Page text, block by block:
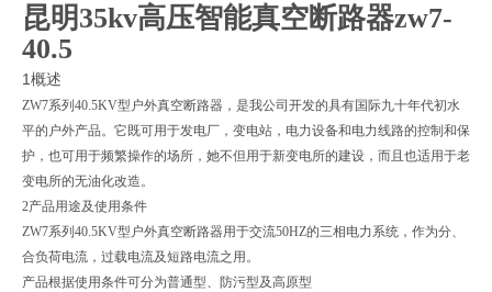
昆明35kv高压智能真空断路器zw7-
40.5
1概述
ZW7系列40.5KV型户外真空断路器，是我公司开发的具有国际九十年代初水
平的户外产品。它既可用于发电厂，变电站，电力设备和电力线路的控制和保
护，也可用于频繁操作的场所，她不但用于新变电所的建设，而且也适用于老
变电所的无油化改造。
2产品用途及使用条件
ZW7系列40.5KV型户外真空断路器用于交流50HZ的三相电力系统，作为分、
合负荷电流，过载电流及短路电流之用。
产品根据使用条件可分为普通型、防污型及高原型